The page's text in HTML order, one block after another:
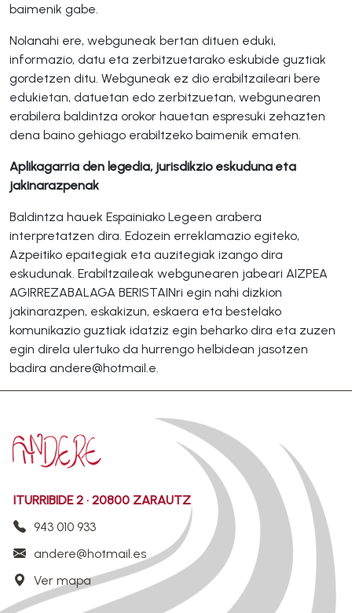
baimenik gabe.
Nolanahi ere, webguneak bertan dituen eduki,
informazio, datu eta zerbitzuetarako eskubide guztiak
gordetzen ditu. Webguneak ez dio erabiltzaileari bere
edukietan, datuetan edo zerbitzuetan, webgunearen
erabilera baldintza orokor hauetan espresuki zehazten
dena baino gehiago erabiltzeko baimenik ematen.
Aplikagarria den legedia, jurisdikzio eskuduna eta
jakinarazpenak
Baldintza hauek Espainiako Legeen arabera
interpretatzen dira. Edozein erreklamazio egiteko,
Azpeitiko epaitegiak eta auzitegiak izango dira
eskudunak. Erabiltzaileak webgunearen jabeari AIZPEA
AGIRREZABALAGA BERISTAINri egin nahi dizkion
jakinarazpen, eskakizun, eskaera eta bestelako
komunikazio guztiak idatziz egin beharko dira eta zuzen
egin direla ulertuko da hurrengo helbidean jasotzen
badira andere@hotmail.e.
ITURRIBIDE 2 · 20800 ZARAUTZ
943 010 933
andere@hotmail.es
Ver mapa